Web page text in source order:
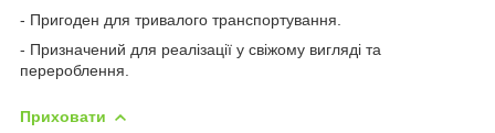
- Пригоден для тривалого транспортування.
- Призначений для реалізації у свіжому вигляді та
перероблення.
Приховати